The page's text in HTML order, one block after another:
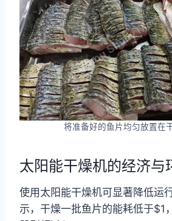
将准备好的鱼片均匀放置在
太阳能干燥机的经济与
使用太阳能干燥机可显著降低运
示，干燥一批鱼片的能耗低于$1